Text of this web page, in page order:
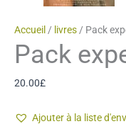
Accueil / livres / Pack
Pack
20.00£
Ajouter à la liste